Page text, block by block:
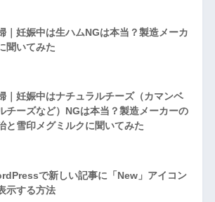
｜妊娠中は生ハムNGは本当？製造メーカ
聞いてみた
｜妊娠中はナチュラルチーズ（カマンベ
チーズなど）NGは本当？製造メーカーの
と雪印メグミルクに聞いてみた
で新しい記事に「New」アイコン
示する方法